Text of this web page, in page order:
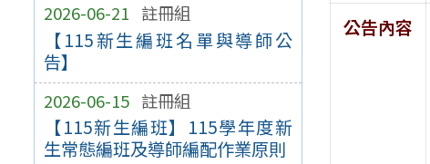
2026-06-21 註冊組
【115新生編班名單與導師公
告】
2026-06-15 註冊組
【115新生編班】115學年度新
生常態編班及導師編配作業原則
公告內容